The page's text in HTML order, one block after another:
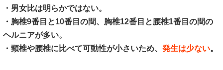
・男女比は明らかではない。
・胸椎9番目と10番目の間、胸椎12番目と腰椎1番目の間の
ヘルニアが多い。
・頸椎や腰椎に比べて可動性が小さいため、 発生は少ない。